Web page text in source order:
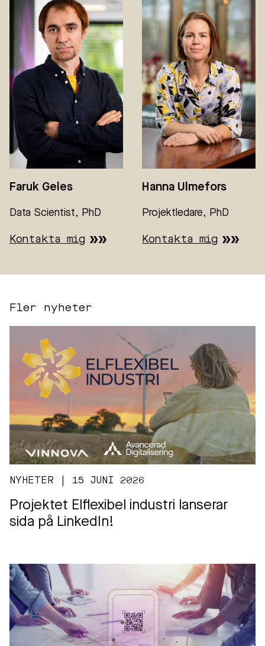
Faruk Geles
Data Scientist, PhD
Kontakta mig
Hanna Ulmefors
Projektledare, PhD
Kontakta mig
Fler nyheter
NYHETER | 15 JUNI 2026
Projektet Elflexibel industri lanserar
sida på LinkedIn!